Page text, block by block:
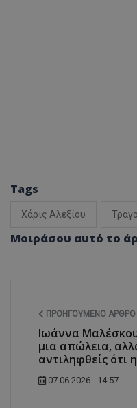
Tags
Χάρις Αλεξίου
Μοιράσου αυτό το
ΠΡΟΗΓΟΎΜΕΝΟ ΆΡΘΡΟ
Ιωάννα
μια απώλεια,
αντιληφθείς ότι
07.06.2026 - 14:57